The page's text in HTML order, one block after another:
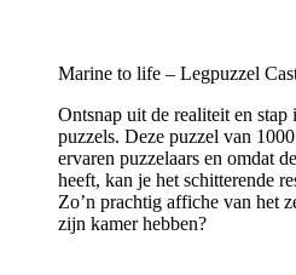
Marine to life – Legpuzzel
Ontsnap uit de realiteit en
puzzels. Deze puzzel van
ervaren puzzelaars en omdat
heeft, kan je het schitterende
Zo’n prachtig affiche van het
zijn kamer hebben?